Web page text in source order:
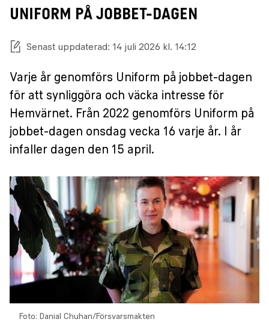
UNIFORM PÅ JOBBET-DAGEN
Senast uppdaterad: 14 juli 2026 kl. 14:12
Varje år genomförs Uniform på jobbet-dagen
för att synliggöra och väcka intresse för
Hemvärnet. Från 2022 genomförs Uniform på
jobbet-dagen onsdag vecka 16 varje år. I år
infaller dagen den 15 april.
Foto: Danial Chuhan/Försvarsmakten